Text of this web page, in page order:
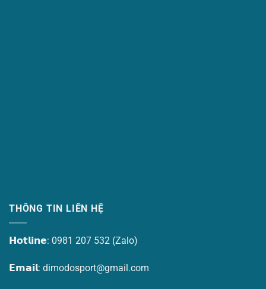
THÔNG TIN LIÊN HỆ
𝗛𝗼𝘁𝗹𝗶𝗻𝗲: 0981 207 532 (Zalo)
𝗘𝗺𝗮𝗶𝗹: dimodosport@gmail.com